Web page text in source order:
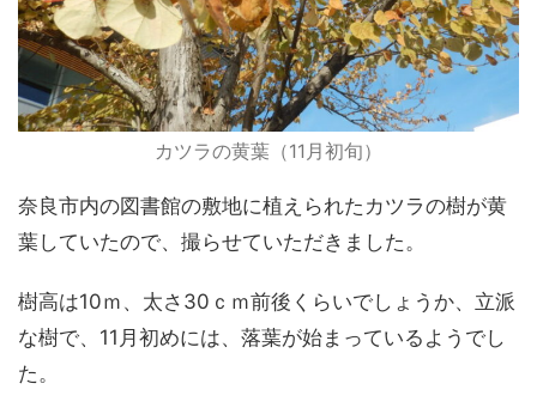
カツラの黄葉（11月初旬）
奈良市内の図書館の敷地に植えられたカツラの樹が黄
葉していたので、撮らせていただきました。
樹高は10ｍ、太さ30ｃｍ前後くらいでしょうか、立派
な樹で、11月初めには、落葉が始まっているようでし
た。